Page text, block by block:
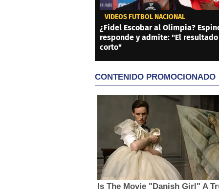
VIDEOS FÚTBOL NACIONAL
¿Fidel Escobar al Olimpia?
responde y admite: "El
corto"